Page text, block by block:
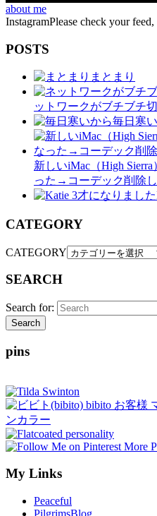
about me
InstagramPlease check your
POSTS
まとまり
ットワークがブチブチ
毎日寒
新しいiMac（High
った→コーデック削除
CATEGORY
CATEGORY
SEARCH
Search for:
Search
pins
More
My Links
Peaceful
PilgrimsBlog